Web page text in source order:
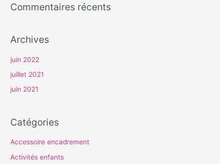
:Commentaires récents
Archives
juin 2022
juillet 2021
juin 2021
Catégories
Accessoire encadrement
Activités enfants